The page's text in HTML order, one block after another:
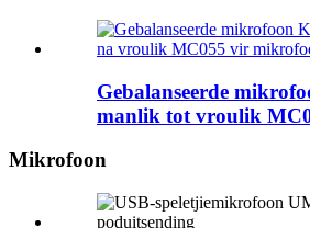
Gebalanseerde
manlik tot vroulik
Mikrofoon